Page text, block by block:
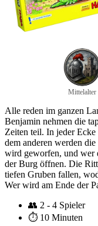
Mittelalter
Alle reden im ganzen
Benjamin nehmen die
Zeiten teil. In jeder
dem anderen werden
wird geworfen, und wer
der Burg öffnen. Die
tiefen Gruben fallen,
Wer wird am Ende der
👥 2 - 4 Spieler
⏱️ 10 Minuten